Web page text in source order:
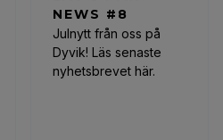
NEWS #8
Julnytt från oss på
Dyvik! Läs senaste
nyhetsbrevet här.